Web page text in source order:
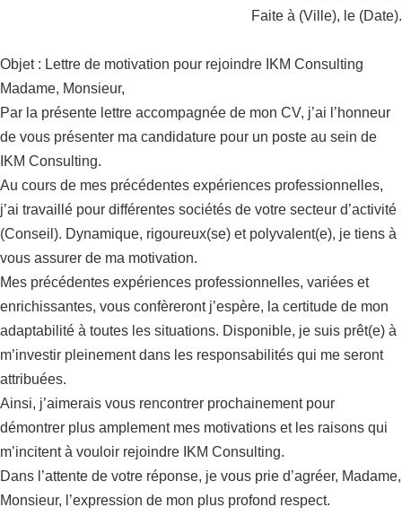
Faite à (Ville), le (Date).
Objet : Lettre de motivation pour rejoindre IKM Consulting
Madame, Monsieur,
Par la présente lettre accompagnée de mon CV, j’ai l’honneur
de vous présenter ma candidature pour un poste au sein de
IKM Consulting.
Au cours de mes précédentes expériences professionnelles,
j’ai travaillé pour différentes sociétés de votre secteur d’activité
(Conseil). Dynamique, rigoureux(se) et polyvalent(e), je tiens à
vous assurer de ma motivation.
Mes précédentes expériences professionnelles, variées et
enrichissantes, vous confèreront j’espère, la certitude de mon
adaptabilité à toutes les situations. Disponible, je suis prêt(e) à
m’investir pleinement dans les responsabilités qui me seront
attribuées.
Ainsi, j’aimerais vous rencontrer prochainement pour
démontrer plus amplement mes motivations et les raisons qui
m’incitent à vouloir rejoindre IKM Consulting.
Dans l’attente de votre réponse, je vous prie d’agréer, Madame,
Monsieur, l’expression de mon plus profond respect.